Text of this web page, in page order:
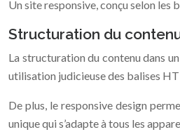
Un site responsive, conçu selon
Structuration du
La structuration du contenu dans
utilisation judicieuse des balises
De plus, le responsive design
unique qui s’adapte à tous les